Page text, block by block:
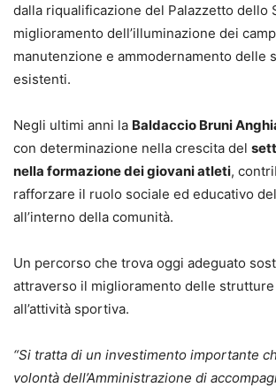
dalla riqualificazione del Palazzetto dello
miglioramento dell’illuminazione dei
manutenzione e ammodernamento delle
esistenti.
Negli ultimi anni la Baldaccio Bruni
con determinazione nella crescita del
nella formazione dei giovani atleti,
rafforzare il ruolo sociale ed educativo
all’interno della comunità.
Un percorso che trova oggi adeguato
attraverso il miglioramento delle
all’attività sportiva.
“Si tratta di un investimento importante
volontà dell’Amministrazione di